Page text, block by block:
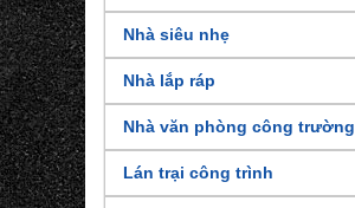
Nhà siêu nhẹ
Nhà lắp ráp
Nhà văn phòng công trường
Lán trại công trình